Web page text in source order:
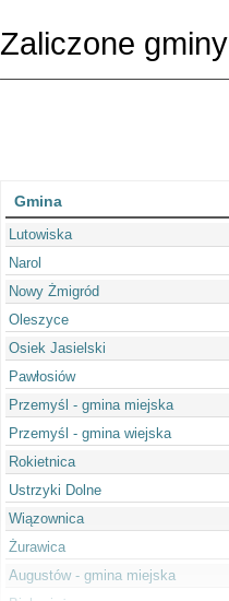
Zaliczone gminy
Gmina
Lutowiska
Narol
Nowy Żmigród
Oleszyce
Osiek Jasielski
Pawłosiów
Przemyśl - gmina miejska
Przemyśl - gmina wiejska
Rokietnica
Ustrzyki Dolne
Wiązownica
Żurawica
Augustów - gmina miejska